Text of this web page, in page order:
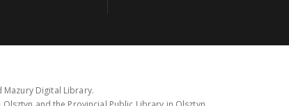
Digital Library.